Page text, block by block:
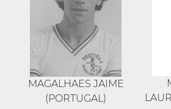
MAGALHAES JAIME
(PORTUGAL)